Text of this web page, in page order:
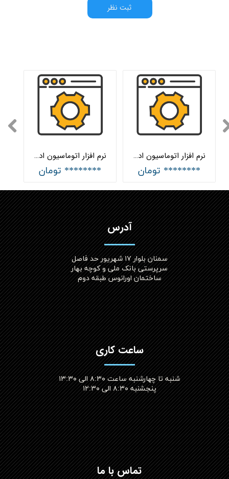
ثبت نظر
نرم افزار اتوماسیون اداری تحت وب سطح پایه هلواسپاد
******** تومان
نرم افزار اتوماسیون اداری تحت وب سطح کاربردی هلواسپاد
******** تومان
آدرس
سمنان بلوار ۱۷ شهریور حد فاصل
سرپرستی بانک ملی و کوچه بهار
ساختمان اورانوس طبقه دوم
ساعت کاری
شنبه تا چهارشنبه ساعت ۸:۳۰ الی ۱۳:۳۰
پنجشنبه ۸:۳۰ الی ۱۲:۳۰​​​​​​​
تماس با ما